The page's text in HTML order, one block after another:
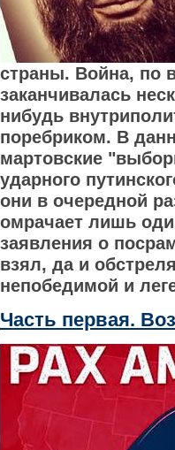
страны. Война, по
заканчивалась
нибудь
поребриком. В
мартовские
ударного
они в очередной
омрачает лишь
заявления о
взял, да и
непобедимой и
Часть первая.